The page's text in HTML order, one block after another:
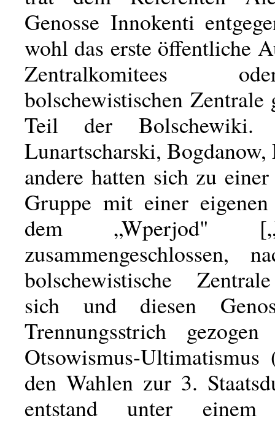
Genosse Innokenti
wohl das erste öffentliche
Zentralkomitees
bolschewistischen Zentrale
Teil der Bolschewiki.
Lunartscharski,
andere hatten sich zu einer
Gruppe mit einer
dem „Wperjod"
zusammengeschlossen,
bolschewistische
sich und diesen
Trennungsstrich
Otsowismus-
den Wahlen zur 3.
entstand unter